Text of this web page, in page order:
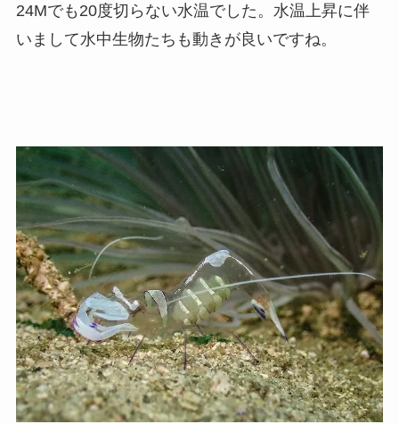
24Mでも20度切らない水温でした。水温上昇に伴
いまして水中生物たちも動きが良いですね。